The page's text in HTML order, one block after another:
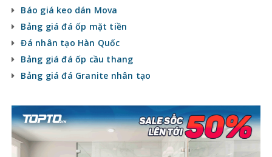
Báo giá keo dán Mova
Bảng giá đá ốp mặt tiền
Đá nhân tạo Hàn Quốc
Bảng giá đá ốp cầu thang
Bảng giá đá Granite nhân tạo